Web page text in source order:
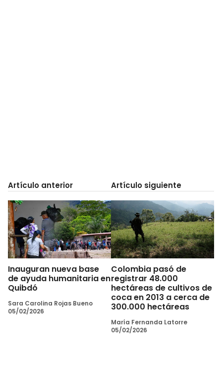
Artículo anterior
Inauguran nueva base
de ayuda humanitaria en
Quibdó
Sara Carolina Rojas Bueno
05/02/2026
Artículo siguiente
Colombia pasó de
registrar 48.000
hectáreas de cultivos de
coca en 2013 a cerca de
300.000 hectáreas
María Fernanda Latorre
05/02/2026